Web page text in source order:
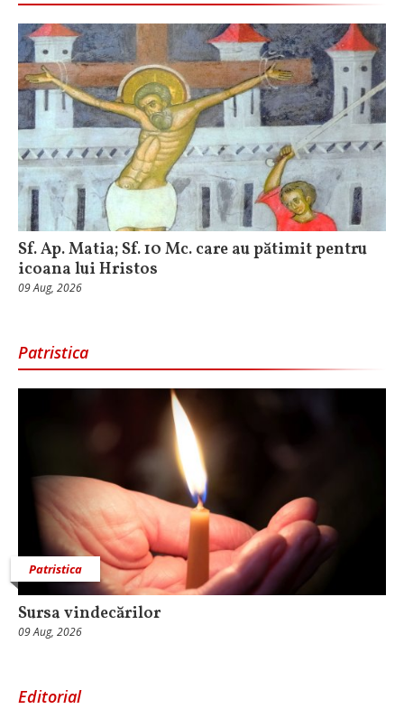
Sf. Ap. Matia; Sf. 10 Mc. care au pătimit pentru
icoana lui Hristos
09 Aug, 2026
Patristica
Patristica
Sursa vindecărilor
09 Aug, 2026
Editorial